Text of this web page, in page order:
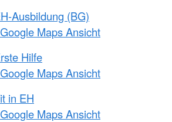
Ausbildung (BG)
Maps Ansicht
Hilfe
Maps Ansicht
in EH
Maps Ansicht